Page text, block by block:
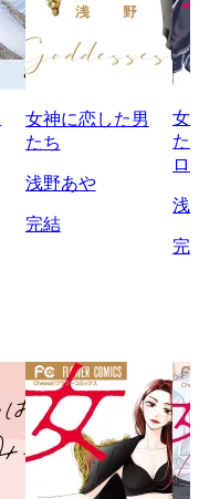
女神に恋した男
たち
浅野あや
完結
女
た
ロ
浅
完